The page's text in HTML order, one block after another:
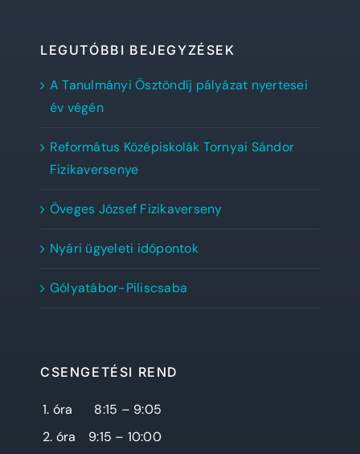
LEGUTÓBBI BEJEGYZÉSEK
A Tanulmányi Ösztöndíj pályázat nyertesei
év végén
Református Középiskolák Tornyai Sándor
Fizikaversenye
Öveges József Fizikaverseny
Nyári ügyeleti időpontok
Gólyatábor-Piliscsaba
CSENGETÉSI REND
1. óra
8:15 – 9:05
2. óra
9:15 – 10:00